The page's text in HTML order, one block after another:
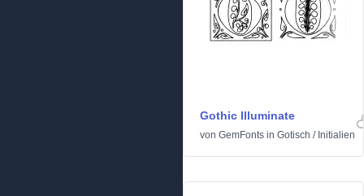
Gothic Illuminate
von GemFonts in Gotisch / Initialien